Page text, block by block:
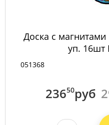
Доска с
уп. 16шт
051368
23650руб